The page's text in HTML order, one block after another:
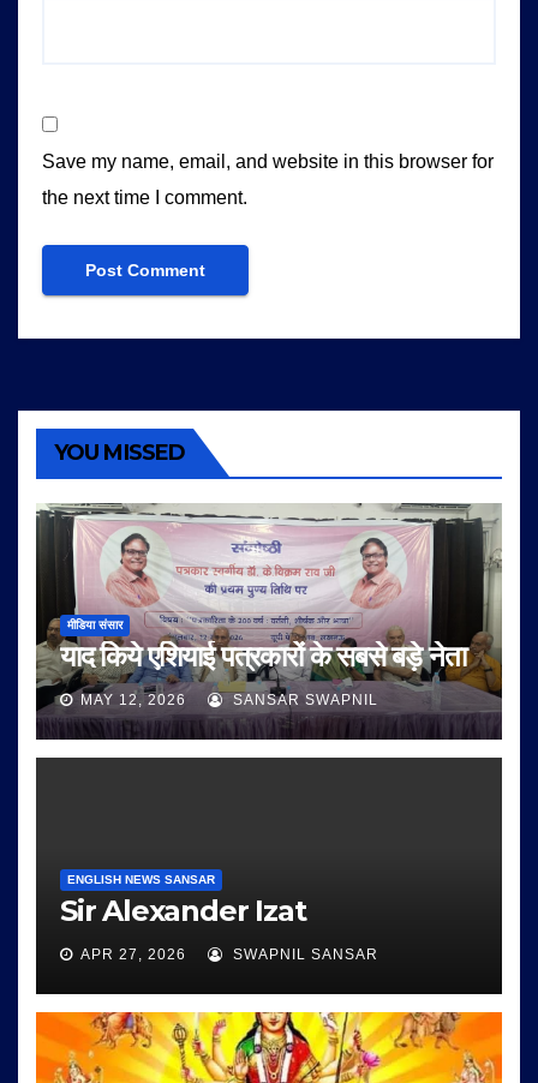
Save my name, email, and website in this browser for
the next time I comment.
YOU MISSED
मीडिया संसार
याद किये एशियाई पत्रकारों के सबसे बड़े नेता
MAY 12, 2026 SANSAR SWAPNIL
ENGLISH NEWS SANSAR
Sir Alexander Izat
APR 27, 2026 SWAPNIL SANSAR